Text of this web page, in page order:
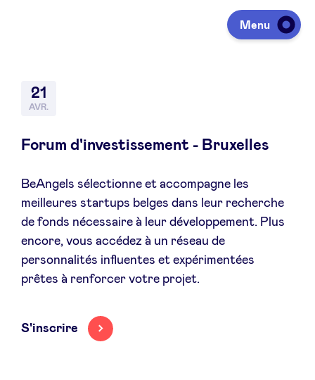
Menu
Lever des fonds
Portfolio
Agenda
21
AVR.
Forum d'investissement - Bruxelles
BeAngels sélectionne et accompagne les
meilleures startups belges dans leur recherche
de fonds nécessaire à leur développement. Plus
encore, vous accédez à un réseau de
personnalités influentes et expérimentées
prêtes à renforcer votre projet.
S'inscrire